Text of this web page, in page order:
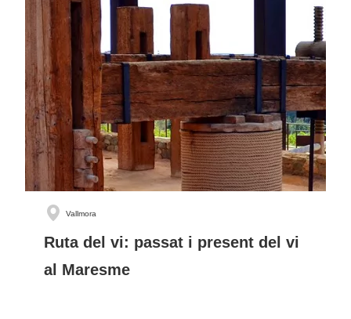
Vallmora
Ruta del vi: passat i present del vi
al Maresme